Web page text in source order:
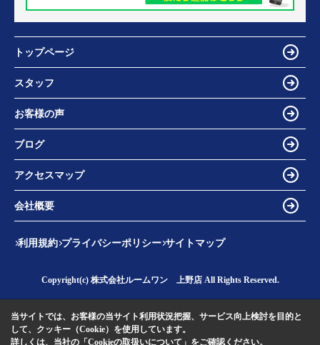
トップページ
スタッフ
お客様の声
ブログ
アクセスマップ
会社概要
利用規約 プライバシーポリシー サイトマップ
Copyright(c) 株式会社ルームワン 上野店 All Rights Reserved.
当サイトでは、お客様の当サイト利用状況把握、サービス向上検討を目的と
して、クッキー（Cookie）を使用しています。
詳しくは、当社の 「Cookieの取扱いについて」 をご確認ください。